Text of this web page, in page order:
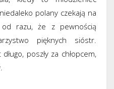
polany czekają na
od razu, że z pewnością
pięknych sióstr.
poszły za chłopcem,